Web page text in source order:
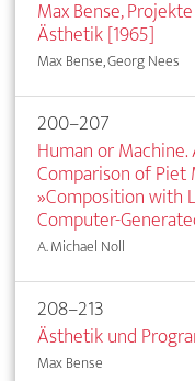
Max Bense,
Ästhetik [1965]
Max Bense, Georg Nees
200–207
Human or
Comparison of Piet
»Composition with
Computer-
A. Michael Noll
208–213
Ästhetik und
Max Bense